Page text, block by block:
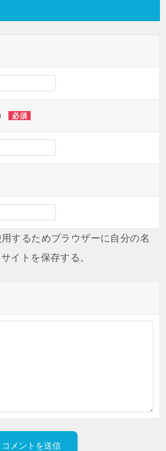
必須
するためブラウザーに自分の名
イトを保存する。